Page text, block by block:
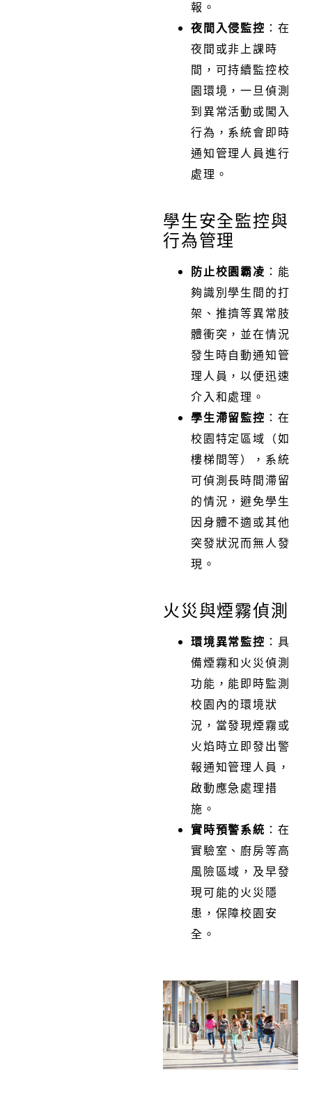
報。
夜間入侵監控 ：在
夜間或非上課時
間，可持續監控校
園環境，一旦偵測
到異常活動或闖入
行為，系統會即時
通知管理人員進行
處理。
學生安全監控與
行為管理
防止校園霸凌 ：能
夠識別學生間的打
架、推擠等異常肢
體衝突，並在情況
發生時自動通知管
理人員，以便迅速
介入和處理。
學生滯留監控 ：在
校園特定區域（如
樓梯間等），系統
可偵測長時間滯留
的情況，避免學生
因身體不適或其他
突發狀況而無人發
現。
火災與煙霧偵測
環境異常監控 ：具
備煙霧和火災偵測
功能，能即時監測
校園內的環境狀
況，當發現煙霧或
火焰時立即發出警
報通知管理人員，
啟動應急處理措
施。
實時預警系統 ：在
實驗室、廚房等高
風險區域，及早發
現可能的火災隱
患，保障校園安
全。